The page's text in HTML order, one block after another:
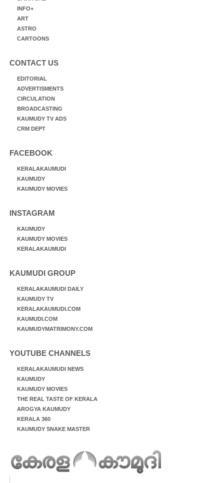
INFO+
ART
ASTRO
CARTOONS
CONTACT US
EDITORIAL
ADVERTISMENTS
CIRCULATION
BROADCASTING
KAUMUDY TV ADS
CRM DEPT
FACEBOOK
KERALAKAUMUDI
KAUMUDY
KAUMUDY MOVIES
INSTAGRAM
KAUMUDY
KAUMUDY MOVIES
KERALAKAUMUDI
KAUMUDI GROUP
KERALAKAUMUDI DAILY
KAUMUDY TV
KERALAKAUMUDI.COM
KAUMUDI.COM
KAUMUDYMATRIMONY.COM
YOUTUBE CHANNELS
KERALAKAUMUDI NEWS
KAUMUDY
KAUMUDY MOVIES
THE REAL TASTE OF KERALA
AROGYA KAUMUDY
KERALA 360
KAUMUDY SNAKE MASTER